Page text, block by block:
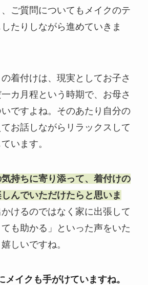
ご質問についてもメイクのテ
たりしながら進めていきま
着付けは、現実としてお子さ
カ月程という時期で、お母さ
ですよね。そのあたり自分の
お話しながらリラックスして
います。
持ちに寄り添って、着付けの
んでいただけたらと思いま
かけるのではなく家に出張して
も助かる」といった声をいた
しいですね。
イクも手がけていますね。